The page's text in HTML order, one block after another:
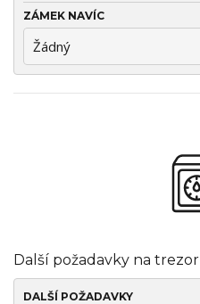
ZÁMEK NAVÍC
Další požadavky na trezor
DALŠÍ POŽADAVKY